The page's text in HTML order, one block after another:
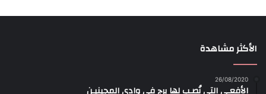
الأكثر مشاهدة
26/08/2020